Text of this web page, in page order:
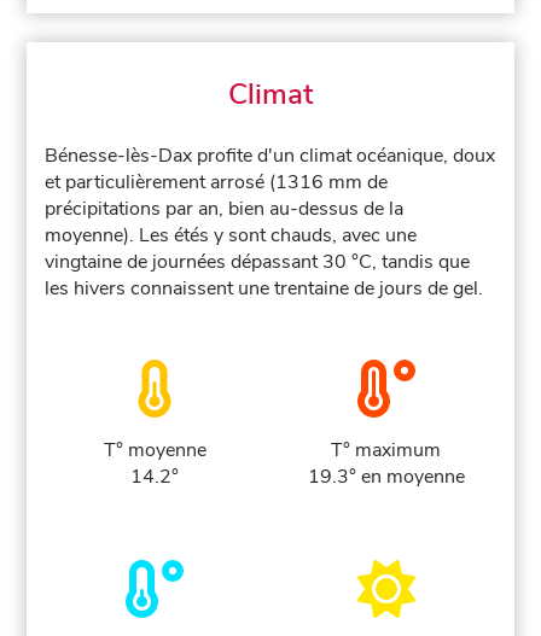
Climat
Bénesse-lès-Dax profite d'un climat océanique, doux
et particulièrement arrosé (1316 mm de
précipitations par an, bien au-dessus de la
moyenne). Les étés y sont chauds, avec une
vingtaine de journées dépassant 30 °C, tandis que
les hivers connaissent une trentaine de jours de gel.
T° moyenne
14.2°
T° maximum
19.3° en moyenne